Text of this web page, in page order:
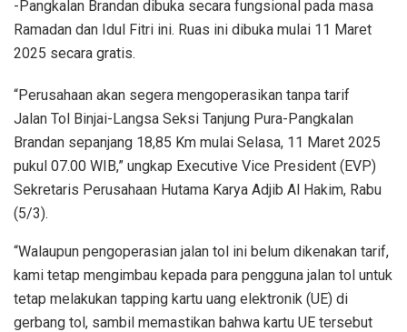
-Pangkalan Brandan dibuka secara fungsional pada masa
Ramadan dan Idul Fitri ini. Ruas ini dibuka mulai 11 Maret
2025 secara gratis.
“Perusahaan akan segera mengoperasikan tanpa tarif
Jalan Tol Binjai-Langsa Seksi Tanjung Pura-Pangkalan
Brandan sepanjang 18,85 Km mulai Selasa, 11 Maret 2025
pukul 07.00 WIB,” ungkap Executive Vice President (EVP)
Sekretaris Perusahaan Hutama Karya Adjib Al Hakim, Rabu
(5/3).
“Walaupun pengoperasian jalan tol ini belum dikenakan tarif,
kami tetap mengimbau kepada para pengguna jalan tol untuk
tetap melakukan tapping kartu uang elektronik (UE) di
gerbang tol, sambil memastikan bahwa kartu UE tersebut